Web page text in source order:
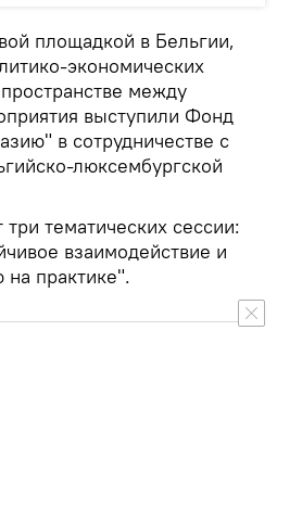
площадкой в Бельгии,
экономических
между
выступили Фонд
в сотрудничестве с
люксембургской
тематических сессии:
взаимодействие и
практике".